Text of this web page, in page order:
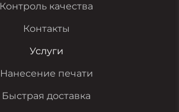
Контроль качества
Контакты
Услуги
Нанесение печати
Быстрая доставка